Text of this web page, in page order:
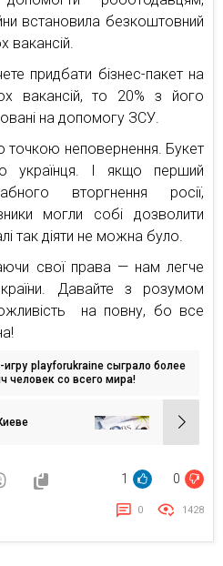
встановила безкоштовний
вакансій.
придбати бізнес-пакет на
вакансій, то 20% з його
на допомогу ЗСУ.
точкою неповернення. Букет
українця. І якщо перший
вторгнення росії,
могли собі дозволити
так діяти не можна було.
свої права — нам легче
Давайте з розумом
на повну, бо все
игру playforukraine сыграло более
человек со всего мира!
1 0
0 1428